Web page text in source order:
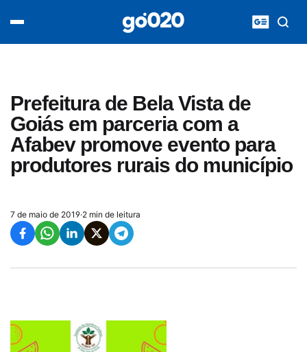
Prefeitura de Bela Vista de
Goiás em parceria com a
Afabev promove evento para
produtores rurais do município
7 de maio de 2019·2 min de leitura
acontece agora
entretenimento
vídeos
pod020